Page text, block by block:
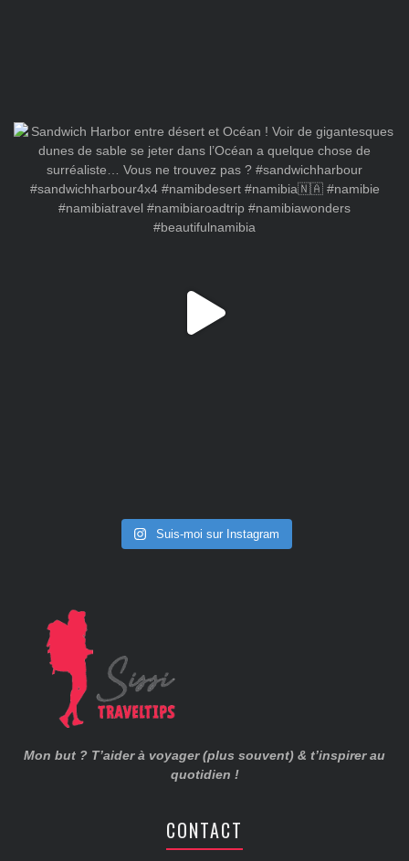
Suis-moi sur Instagram
Mon but ? T’aider à voyager (plus souvent) & t’inspirer au
quotidien !
CONTACT